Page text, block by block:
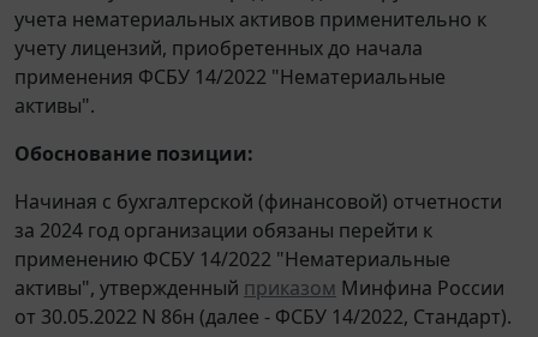
учета нематериальных активов применительно к
учету лицензий, приобретенных до начала
применения ФСБУ 14/2022 "Нематериальные
активы".
Обоснование позиции:
Начиная с бухгалтерской (финансовой) отчетности
за 2024 год организации обязаны перейти к
применению ФСБУ 14/2022 "Нематериальные
активы", утвержденный приказом Минфина России
от 30.05.2022 N 86н (далее - ФСБУ 14/2022, Стандарт).